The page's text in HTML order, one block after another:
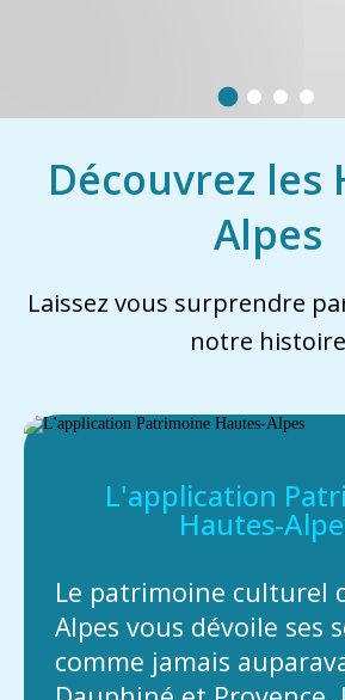
Découvrez les
Alpes
Laissez vous surprendre
notre histoire
L'application
Hautes-
Le patrimoine culturel
Alpes vous dévoile ses
comme jamais